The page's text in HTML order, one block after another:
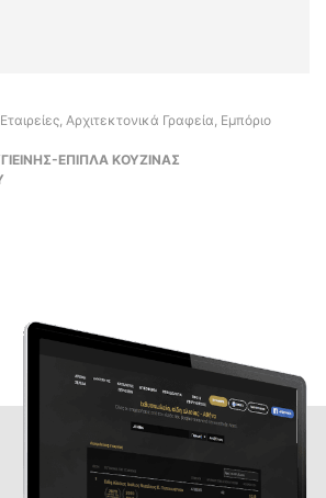
Αρχιτεκτονικά Γραφεία, Εμπόριο
ΕΠΙΠΛΑ ΚΟΥΖΙΝΑΣ